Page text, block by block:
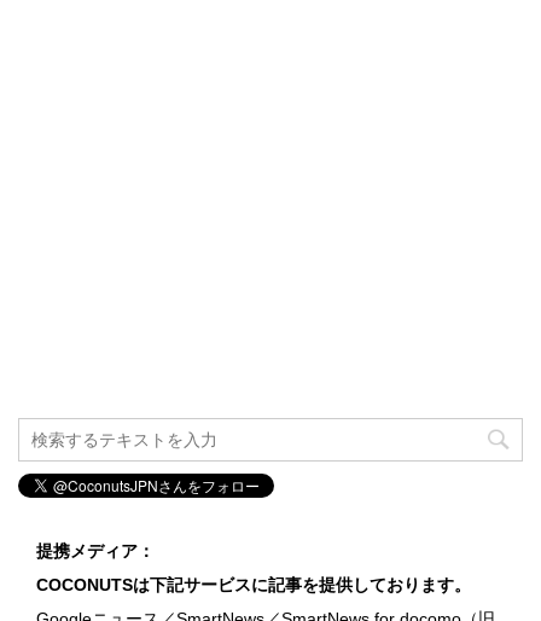
提携メディア：
COCONUTSは下記サービスに記事を提供しております。